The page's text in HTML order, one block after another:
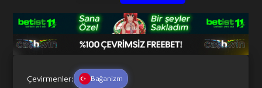
Çevirmenler: Bağanizm